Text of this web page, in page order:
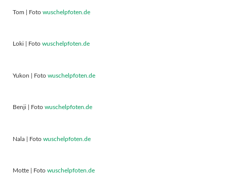
Tom | Foto wuschelpfoten.de
Loki | Foto wuschelpfoten.de
Yukon | Foto wuschelpfoten.de
Benji | Foto wuschelpfoten.de
Nala | Foto wuschelpfoten.de
Motte | Foto wuschelpfoten.de